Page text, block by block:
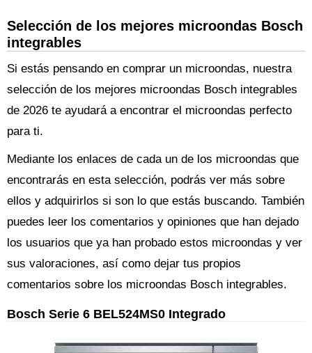
Selección de los mejores microondas Bosch
integrables
Si estás pensando en comprar un microondas, nuestra
selección de los mejores microondas Bosch integrables
de 2026 te ayudará a encontrar el microondas perfecto
para ti.
Mediante los enlaces de cada un de los microondas que
encontrarás en esta selección, podrás ver más sobre
ellos y adquirirlos si son lo que estás buscando. También
puedes leer los comentarios y opiniones que han dejado
los usuarios que ya han probado estos microondas y ver
sus valoraciones, así como dejar tus propios
comentarios sobre los microondas Bosch integrables.
Bosch Serie 6 BEL524MS0 Integrado